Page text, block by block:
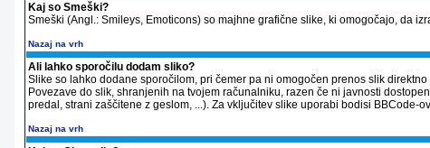
Kaj so Smeški?
Smeški (Angl.: Smileys, Emoticons) so majhne grafične slike, ki omogočajo, da
Nazaj na vrh
Ali lahko sporočilu dodam sliko?
Slike so lahko dodane sporočilom, pri čemer pa ni omogočen prenos slik
Povezave do slik, shranjenih na tvojem računalniku, razen če ni javnosti
predal, strani zaščitene z geslom, ...). Za vključitev slike uporabi bodisi
Nazaj na vrh